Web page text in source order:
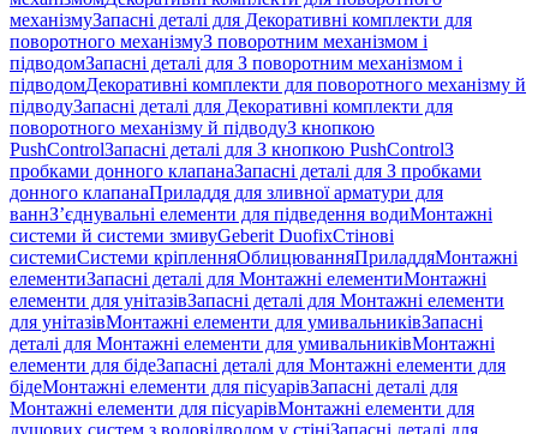
механізмуЗапасні деталі для Декоративні комплекти для
поворотного механізмуЗ поворотним механізмом і
підводомЗапасні деталі для З поворотним механізмом і
підводомДекоративні комплекти для поворотного механізму й
підводуЗапасні деталі для Декоративні комплекти для
поворотного механізму й підводуЗ кнопкою
PushControlЗапасні деталі для З кнопкою PushControlЗ
пробками донного клапанаЗапасні деталі для З пробками
донного клапанаПриладдя для зливної арматури для
ваннЗ’єднувальні елементи для підведення водиМонтажні
системи й системи змивуGeberit DuofixСтінові
системиСистеми кріпленняОблицюванняПриладдяМонтажні
елементиЗапасні деталі для Монтажні елементиМонтажні
елементи для унітазівЗапасні деталі для Монтажні елементи
для унітазівМонтажні елементи для умивальниківЗапасні
деталі для Монтажні елементи для умивальниківМонтажні
елементи для бідеЗапасні деталі для Монтажні елементи для
бідеМонтажні елементи для пісуарівЗапасні деталі для
Монтажні елементи для пісуарівМонтажні елементи для
душових систем з водовідводом у стініЗапасні деталі для